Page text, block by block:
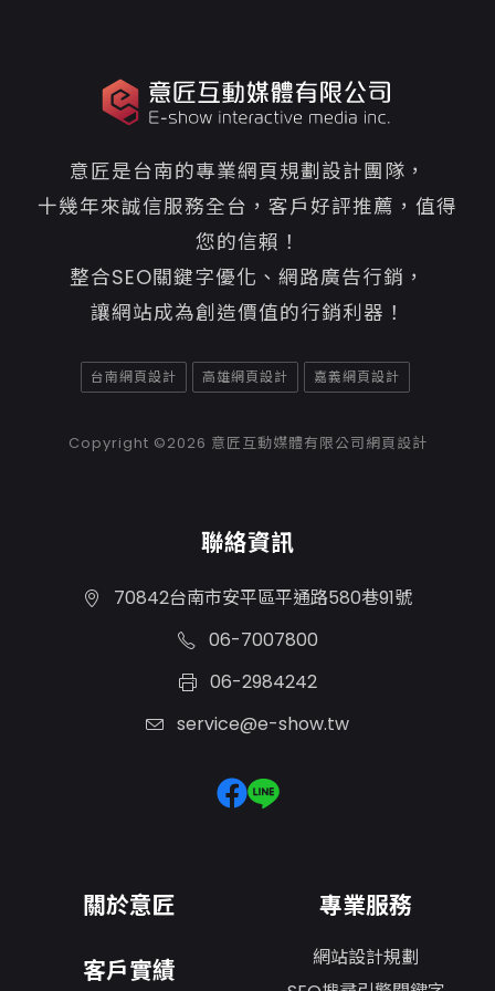
意匠是台南的專業網頁規劃設計團隊，
十幾年來誠信服務全台，客戶好評推薦，值得
您的信賴！
整合SEO關鍵字優化、網路廣告行銷，
讓網站成為創造價值的行銷利器！
台南網頁設計 高雄網頁設計 嘉義網頁設計
Copyright ©2026 意匠互動媒體有限公司網頁設計
聯絡資訊
70842台南市安平區平通路580巷91號
06-7007800
06-2984242
service@e-show.tw
關於意匠
客戶實績
專業服務
網站設計規劃